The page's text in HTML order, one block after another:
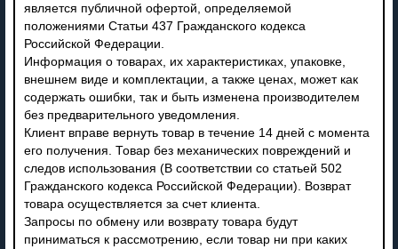
является публичной офертой, определяемой
положениями Статьи 437 Гражданского кодекса
Российской Федерации.
Информация о товарах, их характеристиках, упаковке,
внешнем виде и комплектации, а также ценах, может как
содержать ошибки, так и быть изменена производителем
без предварительного уведомления.
Клиент вправе вернуть товар в течение 14 дней с момента
его получения. Товар без механических повреждений и
следов использования (В соответствии со статьей 502
Гражданского кодекса Российской Федерации). Возврат
товара осуществляется за счет клиента.
Запросы по обмену или возврату товара будут
приниматься к рассмотрению, если товар ни при каких